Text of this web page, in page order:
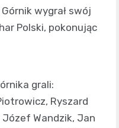
wygrał swój
Polski, pokonując
grali:
Ryszard
Józef Wandzik, Jan